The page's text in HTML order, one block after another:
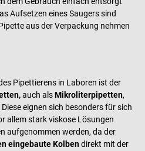
Aufsetzen eines Saugers sind
aus der Verpackung nehmen
Pipettierens in Laboren ist der
auch alsMikroliterpipetten,
eignen sich besonders für sich
allem stark viskose Lösungen
aufgenommen werden, da der
eingebaute Kolbendirekt mit der